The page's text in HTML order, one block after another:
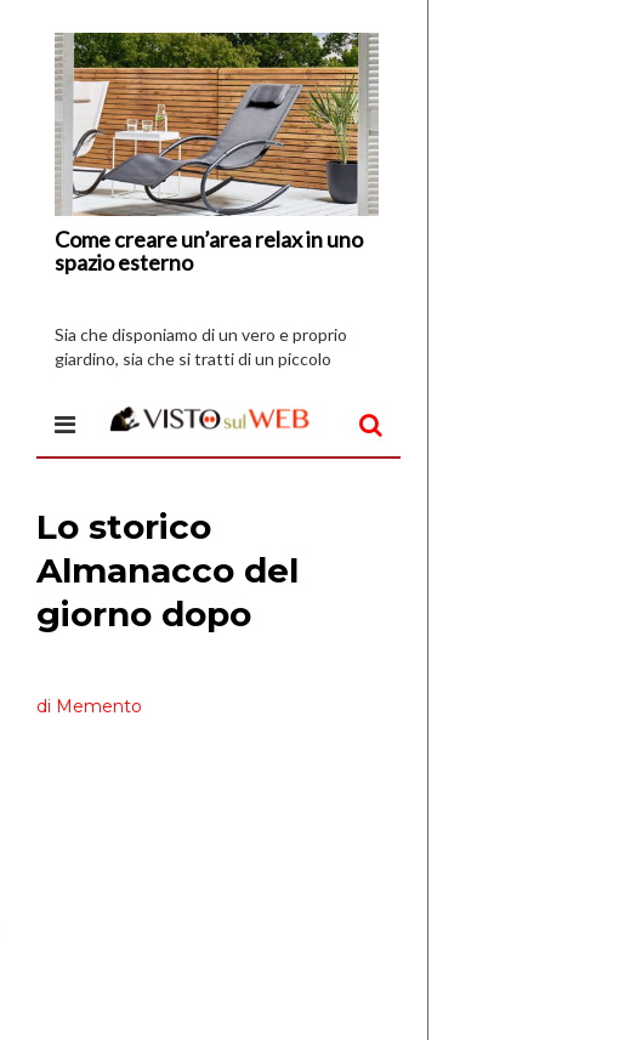
Come creare un’area relax in uno
spazio esterno
di
I
Vespri
Sia che disponiamo di un vero e proprio
giardino, sia che si tratti di un piccolo